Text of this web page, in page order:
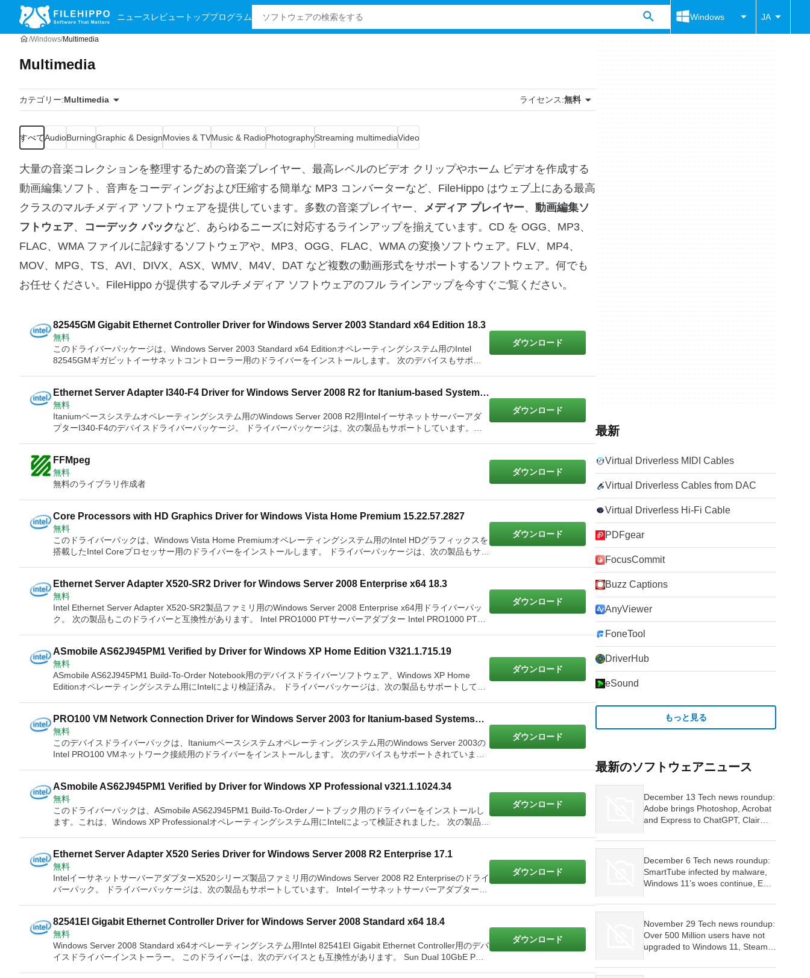
ニュース レビュー トッププログラム Windows JA
Windows Multimedia
Multimedia
カテゴリー:Multimedia ライセンス:無料
すべてAudioBurningGraphic & DesignMovies & TVMusic & RadioPhotographyStreaming multimediaVideo
大量の音楽コレクションを整理するための音楽プレイヤー、最高レベルのビデオ クリップやホーム ビデオを作成する
動画編集ソフト、音声をコーディングおよび圧縮する簡単な MP3 コンバーターなど、FileHippo はウェブ上にある最高
クラスのマルチメディア ソフトウェアを提供しています。多数の音楽プレイヤー、 メディア プレイヤー、 動画編集ソ
フトウェア、 コーデック パックなど、あらゆるニーズに対応するラインアップを揃えています。CD を OGG、MP3、
FLAC、WMA ファイルに記録するソフトウェアや、MP3、OGG、FLAC、WMA の変換ソフトウェア。FLV、MP4、
MOV、MPG、TS、AVI、DIVX、ASX、WMV、M4V、DAT など複数の動画形式をサポートするソフトウェア。何でも
お任せください。FileHippo が提供するマルチメディア ソフトウェアのフル ラインアップを今すぐご覧ください。
82545GM Gigabit Ethernet Controller Driver for Windows Server 2003 Standard x64 Edition 18.3
無料
このドライバーパッケージは、Windows Server 2003 Standard x64 Editionオペレーティングシステム用のIntel
82545GMギガビットイーサネットコントローラー用のドライバーをインストールします。 次のデバイスもサポー
PTサーバーアダプター Intel PRO1000 PTクアッドポートサーバーアダプター Intel PRO1000 PTクアッドポートロ
ープロファイルサーバーアダプター Intel PRO1000 PTデュアルポートサーバーアダプター Intel PRO1000 PTデス
クトップアダプター Intel PRO1000 PMネットワーク接続 Intel PRO1000 PFサーバーアダプター Intel PRO1000 PF
クアッドポートサーバーアダプター Intel PRO1000 PFデュアルポートサーバーアダプター Intel PRO1000 MTサー
MFサーバーアダプター Intel PRO1000 MFデュアルポートサーバーアダプター Intel PRO1000 GTクアッドポート
サーバーアダプター Intel PRO1000 GTデスクトップアダプター Intel PRO1000 CTネットワーク接続 Intel PRO100
サーバーアダプター Intel PRO100管理アダプター Intel PRO100アダプター Intel PRO100 VMネットワーク接続
Intel PRO100 VEネットワーク接続 Intel PRO100 VEデスクトップアダプター Intel PRO100 Sサーバーアダプター
ダプター Intel PRO100 Mデスクトップアダプター Intel Gigabit PTクアッドポートサーバーExpressModule Intel
Gigabit ET2クアッドポートサーバーアダプター Intel Gigabit ETクアッドポートサーバーアダプター Intel Gigabit
ETデュアルポートサーバーアダプター Intel Gigabit EFデュアルポートサーバーアダプター Intel Gigabit CTデスク
トップアダプター IntelイーサネットサーバーアダプターX520-T2 IntelイーサネットサーバーアダプターX520-SR2
IntelイーサネットサーバーアダプターX520-SR1 IntelイーサネットサーバーアダプターX520-LR1 Intelイーサネット
サーバーアダプターX520-DA2 IntelイーサネットサーバーアダプターX520シリーズ Intelイーサネットサーバーアダ
プターI350-T4 IntelイーサネットサーバーアダプターI350-T2 IntelイーサネットサーバーアダプターI350-F4 Intelイ
ーサネットサーバーアダプターI350-F2 IntelイーサネットサーバーアダプターI340-T4 Intelイーサネットサーバーア
ダプターI340-F4 IntelイーサネットコンバージドネットワークアダプターX540-T2 Intelイーサネットコンバージド
ネットワークアダプターX540-T1 IntelイーサネットコンバージドネットワークアダプターX520シリーズ Intelイーサ
ネットコントローラーX540-AT2 IntelイーサネットコントローラーI350 Intel 82599 10ギガビットイーサネットコン
トローラー Intel 82598 10ギガビットイーサネットコントローラー Intel 82583Vギガビットイーサネットコントロ
ーラー Intel 82580EBギガビットイーサネットコントローラー Intel 82579ギガビットイーサネットコントローラー
Intel 82578ギガビットイーサネットPHY Intel 82577ギガビットイーサネットPHY Intel 82576ギガビットイーサネ
ットコントローラー Intel 82575EBギガビットイーサネットコントローラー Intel 82574ギガビットイーサネットコ
ントローラー Intel 82573Vギガビットイーサネットコントローラー Intel 82573Lギガビットイーサネットコントロ
ーラー Intel 82573Eギガビットイーサネットコントローラー Intel 82572EIギガビットイーサネットコントローラー
Intel 82571EBギガビットイーサネットコントローラー Intel 8256xイーサネットコントローラー Intel 82567ギガビ
ットイーサネットコントローラー Intel 82566ギガビットイーサネットPHY Intel 82564ギガビットイーサネットPHY
Intel 82563ギガビットイーサネットPHY Intel 82562EZファストイーサネットコントローラ Intel 82562EXファスト
イーサネットコントローラー Intel 82562ETファストイーサネットコントローラー Intel 82562ファストイーサネッ
トコントローラー Intel 82559ERファストイーサネットコントローラー Intel 82559ファストイーサネットコントロ
ーラー Intel 82558 32ビットPCIバスLANコントローラー Intel 82552VファストイーサネットPHY Intel 82550ファス
トイーサネットコントローラ Intel 8254xイーサネットコントローラー Intel 82547GIギガビットイーサネットコント
ローラー Intel 82547EIギガビットイーサネットコントローラー Intel 82546GBギガビットイーサネットコントロー
ラー Intel 82546EBギガビットイーサネットコントローラー Intel 82545GMギガビットイーサネットコントローラー
Intel 82545EMギガビットイーサネットコントローラー Intel 82544GCギガビットイーサネットコントローラー Intel
Ethernet Controller Intel 82541EI Gigabit Ethernet Controller Intel 82540EPギガビットイーサネットコントローラ
ー Intel 82540EMギガビットイーサネットコントローラー Intel 10ギガビットXF SRサーバーアダプター Intel 10ギ
ガビットXF SRデュアルポートサーバーアダプター Intel 10ギガビットXF LRサーバーアダプター Intel 10ギガビッ
トSRデュアルポートExpressModule Intel 10ギガビットCX4デュアルポートサーバーアダプター Intel 10ギガビット
ダウンロード
Ethernet Server Adapter I340-F4 Driver for Windows Server 2008 R2 for Itanium-based Systems
18.4
無料
Itaniumベースシステムオペレーティングシステム用のWindows Server 2008 R2用Intelイーサネットサーバーアダ
プターI340-F4のデバイスドライバーパッケージ。 ドライバーパッケージは、次の製品もサポートしています。
PRO1000 PTデスクトップアダプター Intel PRO1000 PFサーバーアダプター Intel PRO1000 PFクアッドポートサ
ーバーアダプター Intel PRO1000 PFデュアルポートサーバーアダプター Intel Gigabit PTクアッドポートサーバー
ExpressModule Intel Gigabit ET2クアッドポートサーバーアダプター Intel Gigabit ETクアッドポートサーバーアダ
アダプターX520-SR2 IntelイーサネットサーバーアダプターX520-SR1 IntelイーサネットサーバーアダプターX520-
LR1 IntelイーサネットサーバーアダプターX520-DA2 IntelイーサネットサーバーアダプターX520シリーズ Intelイー
サネットサーバーアダプターI350-T4 IntelイーサネットサーバーアダプターI350-T2 Intelイーサネットサーバーアダ
プターI350-F4 IntelイーサネットサーバーアダプターI350-F2 IntelイーサネットサーバーアダプターI340-T4 Intelイ
ーサネットサーバーアダプターI340-F4 IntelイーサネットコンバージドネットワークアダプターX540-T2 Intelイー
X520シリーズ IntelイーサネットコントローラーX540-AT2 IntelイーサネットコントローラーI350 Intel 82599 10ギ
ガビットイーサネットコントローラー Intel 82598 10ギガビットイーサネットコントローラー Intel 82580EBギガビ
ットイーサネットコントローラー Intel 82575EBギガビットイーサネットコントローラー Intel 82574ギガビットイ
ーサネットコントローラー Intel 82572EIギガビットイーサネットコントローラー Intel 82571EBギガビットイーサ
ネットコントローラー Intel 10ギガビットXF SRサーバーアダプター Intel 10ギガビットXF SRデュアルポートサー
バーアダプター Intel 10ギガビットXF LRサーバーアダプター Intel 10ギガビットSRデュアルポートExpressModule
Intel 10ギガビットCX4デュアルポートサーバーアダプター Intel 10ギガビットAT2サーバーアダプター Intel 10ギガ
ビットATサーバーアダプター Intel 10ギガビットAF DAデュアルポートサーバーアダプター
ダウンロード
FFMpeg
無料
無料のライブラリ作成者
ダウンロード
Core Processors with HD Graphics Driver for Windows Vista Home Premium 15.22.57.2827
無料
このドライバーパックは、Windows Vista Home Premiumオペレーティングシステム用のIntel HDグラフィックスを
搭載したIntel Coreプロセッサー用のドライバーをインストールします。 ドライバーパッケージは、次の製品もサポ
ダウンロード
Ethernet Server Adapter X520-SR2 Driver for Windows Server 2008 Enterprise x64 18.3
無料
Intel Ethernet Server Adapter X520-SR2製品ファミリ用のWindows Server 2008 Enterprise x64用ドライバーパッ
ク。 次の製品もこのドライバーと互換性があります。 Intel PRO1000 PTサーバーアダプター Intel PRO1000 PTク
ドポートサーバーアダプター Intel PRO1000 PFデュアルポートサーバーアダプター Intel Gigabit ET2クアッドポー
トサーバーアダプター Intel Gigabit ETクアッドポートサーバーアダプター Intel Gigabit ETデュアルポートサーバー
アダプター Intel Gigabit EFデュアルポートサーバーアダプター IntelイーサネットサーバーアダプターX520-T2 Intel
イーサネットサーバーアダプターX520-SR2 IntelイーサネットサーバーアダプターX520-SR1 Intelイーサネットサー
ットサーバーアダプターI350-F2 IntelイーサネットサーバーアダプターI340-T4 Intelイーサネットサーバーアダプタ
ーI340-F4 IntelイーサネットコンバージドネットワークアダプターX540-T2 Intelイーサネットコンバージドネット
ワークアダプターX540-T1 IntelイーサネットコンバージドネットワークアダプターX520シリーズ Intel 10ギガビッ
トXF SRサーバーアダプター Intel 10ギガビットXF SRデュアルポートサーバーアダプター Intel 10ギガビットXF
LRサーバーアダプター Intel 10ギガビットCX4デュアルポートサーバーアダプター Intel 10ギガビットAT2サーバー
ダウンロード
ASmobile AS62J945PM1 Verified by Driver for Windows XP Home Edition V321.1.715.19
無料
ASmobile AS62J945PM1 Build-To-Order Notebook用のデバイスドライバーソフトウェア、Windows XP Home
Editionオペレーティングシステム用にIntelにより検証済み。 ドライバーパッケージは、次の製品もサポートしてい
ダウンロード
PRO100 VM Network Connection Driver for Windows Server 2003 for Itanium-based Systems
18.3
無料
このデバイスドライバーパックは、Itaniumベースシステムオペレーティングシステム用のWindows Server 2003の
Intel PRO100 VMネットワーク接続用のドライバーをインストールします。 次のデバイスもサポートされていま
バーアダプター Intel PRO1000 PTクアッドポートサーバーアダプター Intel PRO1000 PTクアッドポートロープロ
ファイルサーバーアダプター Intel PRO1000 PTデュアルポートサーバーアダプター Intel PRO1000 PTデスクトッ
プアダプター Intel PRO1000 PMネットワーク接続 Intel PRO1000 PFサーバーアダプター Intel PRO1000 PFクアッ
ドポートサーバーアダプター Intel PRO1000 PFデュアルポートサーバーアダプター Intel PRO1000 MTサーバーア
バーアダプター Intel PRO1000 MFデュアルポートサーバーアダプター Intel PRO1000 GTクアッドポートサーバー
アダプター Intel PRO1000 GTデスクトップアダプター Intel PRO1000 CTネットワーク接続 Intel PRO100サーバー
アダプター Intel PRO100管理アダプター Intel PRO100アダプター Intel PRO100 VMネットワーク接続 Intel
PRO100 VEネットワーク接続 Intel PRO100 VEデスクトップアダプター Intel PRO100 Sサーバーアダプター Intel
PRO100 S管理アダプター Intel PRO100 Sデュアルポートサーバーアダプター Intel PRO100 Sデスクトップアダプ
ET2クアッドポートサーバーアダプター Intel Gigabit ETクアッドポートサーバーアダプター Intel Gigabit ETデュア
ルポートサーバーアダプター Intel Gigabit EFデュアルポートサーバーアダプター Intel Gigabit CTデスクトップアダ
プター IntelイーサネットサーバーアダプターX520-T2 IntelイーサネットサーバーアダプターX520-SR2 Intelイーサ
ネットサーバーアダプターX520-SR1 IntelイーサネットサーバーアダプターX520-LR1 Intelイーサネットサーバーア
ダプターX520-DA2 IntelイーサネットサーバーアダプターX520シリーズ Intelイーサネットサーバーアダプター
ダウンロード
ASmobile AS62J945PM1 Verified by Driver for Windows XP Professional v321.1.1024.34
無料
このドライバーパックは、ASmobile AS62J945PM1 Build-To-Orderノートブック用のドライバーをインストールし
ます。これは、Windows XP Professionalオペレーティングシステム用にIntelによって検証されました。 次の製品も
To-Orderノートブック、Intelにより検証済み ASmobile AS62J945PM1 Build-To-Orderノートブック、Intelにより検
証済み
ダウンロード
Ethernet Server Adapter X520 Series Driver for Windows Server 2008 R2 Enterprise 17.1
無料
IntelイーサネットサーバーアダプターX520シリーズ製品ファミリ用のWindows Server 2008 R2 Enterpriseのドライ
バーパック。 ドライバーパッケージは、次の製品もサポートしています。 Intelイーサネットサーバーアダプター
ンバージドネットワークアダプターX520シリーズ
ダウンロード
82541EI Gigabit Ethernet Controller Driver for Windows Server 2008 Standard x64 18.4
無料
Windows Server 2008 Standard x64オペレーティングシステム用Intel 82541EI Gigabit Ethernet Controller用のデバ
イスドライバーインストーラー。 このドライバーは、次のデバイスとも互換性があります。 Sun Dual 10GbE PCIe
ダウンロード
最新
Virtual Driverless MIDI Cables
Virtual Driverless Cables from DAC
Virtual Driverless Hi-Fi Cable
PDFgear
FocusCommit
Buzz Captions
AnyViewer
FoneTool
DriverHub
eSound
もっと見る
最新のソフトウェアニュース
December 13 Tech news roundup:
Adobe brings Photoshop, Acrobat
and Express to ChatGPT, Clair
Game Awards, Skyrim launched
December 6 Tech news roundup:
SmartTube infected by malware,
Windows 11’s woes continue, EU
November 29 Tech news roundup:
Over 500 Million users have not
upgraded to Windows 11, Steam
PC,